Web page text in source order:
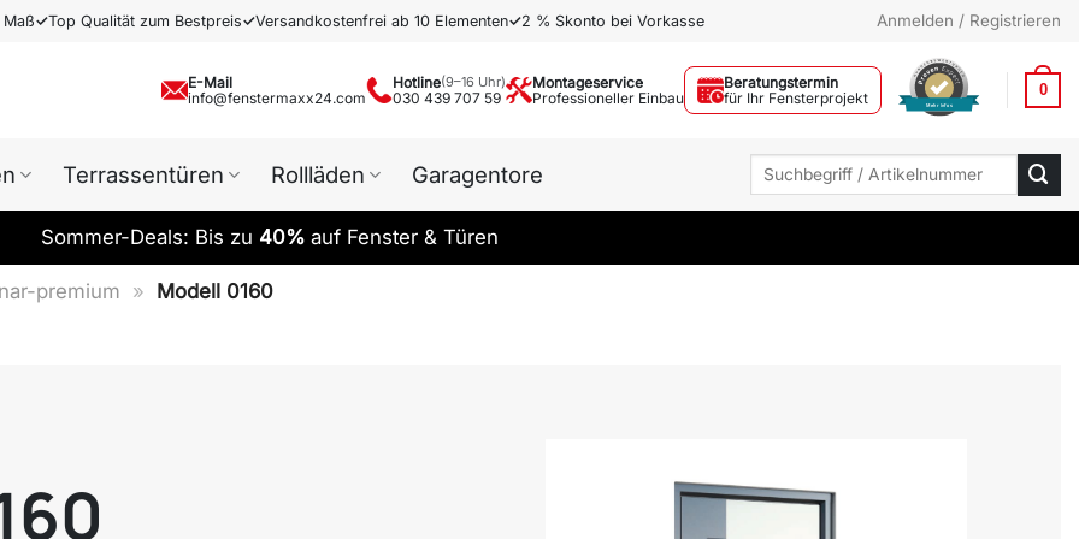
Maß✓Top Qualität zum Bestpreis✓Versandkostenfrei ab 10 Elementen✓2 % Skonto bei Vorkasse Anmelden / Registrieren
E-Mail
info@fenstermaxx24.com
Hotline(9–16 Uhr)
030 439 707 59
Montageservice
Professioneller Einbau
Beratungstermin
für Ihr Fensterprojekt
Mehr Infos
0
Terrassentüren Rollläden Garagentore
Suchen
Sommer-Deals: Bis zu 40% auf Fenster & Türen
premium » Modell 0160